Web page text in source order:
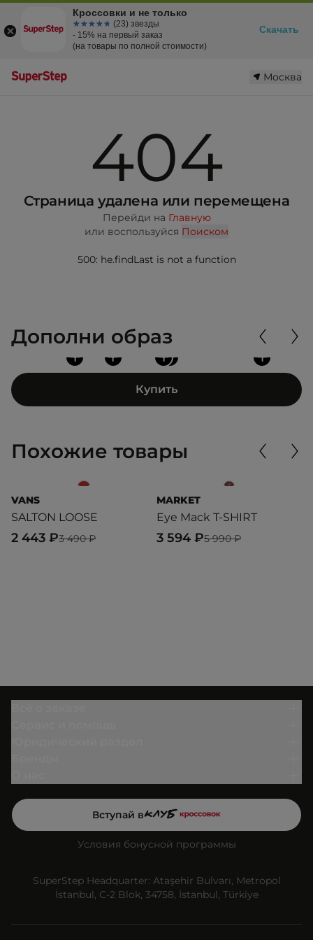
Москва
404
Страница удалена или перемещена
Перейди на Главную
или воспользуйся Поиском
500: he.findLast is not a function
Дополни образ
+
+
+ + +
Купить
Похожие товары
VANS
SALTON LOOSE
3 490 ₽
2 443 ₽
MARKET
Eye Mack T-SHIRT
5 990 ₽
3 594 ₽
Вступай в
Условия бонусной программы
SuperStep Headquarter: Ataşehir Bulvarı, Metropol
İstanbul, C-2 Blok, 34758, İstanbul, Türkiye
Кроссовки и не только
☆☆☆☆☆
★★★★★ (23) звезды
- 15% на первый заказ
(на товары по полной стоимости)
Скачать